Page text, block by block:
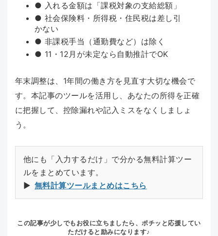
● 入れる金額は「課税対象の支給総額」
● 社会保険料・所得税・住民税は差し引
かない
● 非課税手当（通勤費など）は除く
● 11・12月が未定なら自動推計でOK
年末調整は、1年間の働き方を見直す大切な機会で
す。本記事のツールを活用し、あなたの所得を正確
に把握して、控除漏れや記入ミスをなくしましょ
う。
他にも「入力するだけ」で分かる無料計算ツー
ルをまとめています。
▶︎ 無料計算ツールまとめはこちら
この記事が少しでもお役に立ちましたら、ポチッと応援してい
ただけると励みになります♪